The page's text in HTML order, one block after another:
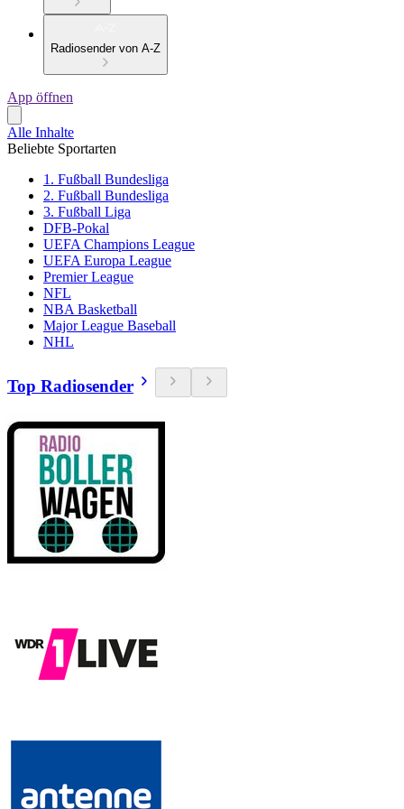
Radiosender von A-Z
App öffnen
Alle Inhalte
Beliebte Sportarten
1. Fußball Bundesliga
2. Fußball Bundesliga
3. Fußball Liga
DFB-Pokal
UEFA Champions League
UEFA Europa League
Premier League
NFL
NBA Basketball
Major League Baseball
NHL
Top Radiosender